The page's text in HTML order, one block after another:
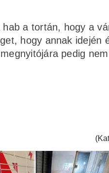
a tortán, hogy a
hogy annak
pedig